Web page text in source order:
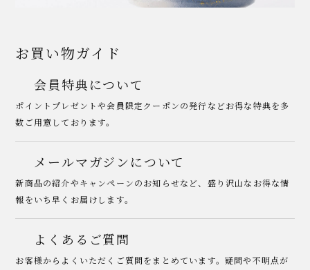
お買い物ガイド
会員特典について
ポイントプレゼントや会員限定クーポンの発行などお得な特典を多
数ご用意しております。
メールマガジンについて
新商品の紹介やキャンペーンのお知らせなど、盛り沢山なお得な情
報をいち早くお届けします。
よくあるご質問
お客様からよくいただくご質問をまとめています。疑問や不明点が